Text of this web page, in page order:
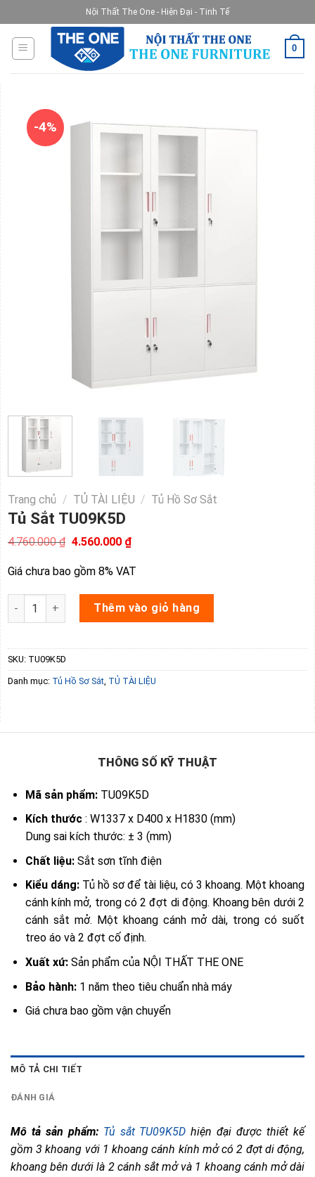
to
content
Nội Thất The One - Hiện Đại - Tinh Tế
0
-4%
Trang chủ / TỦ TÀI LIỆU / Tủ Hồ Sơ Sắt
Tủ Sắt TU09K5D
4.760.000₫ Giá
là:
4.760.000 ₫.
4.560.000 ₫Giá
hiện
tại
là:
Giá chưa bao gồm 8% VAT
Tủ Sắt TU09K5D số lượngThêm vào giỏ hàng
SKU: TU09K5D
Danh mục: Tủ Hồ Sơ Sắt, TỦ TÀI LIỆU
THÔNG SỐ KỸ THUẬT
Mã sản phẩm:TU09K5D
Kích thước: W1337 x D400 x H1830 (mm)
Dung sai kích thước: ± 3 (mm)
Chất liệu:Sắt sơn tĩnh điện
Kiểu dáng:Tủ hồ sơ để tài liệu, có 3 khoang. Một khoang
cánh kính mở, trong có 2 đợt di động. Khoang bên dưới 2
cánh sắt mở. Một khoang cánh mở dài, trong có suốt
treo áo và 2 đợt cố định.
Xuất xứ:Sản phẩm của NỘI THẤT THE ONE
Bảo hành:1 năm theo tiêu chuẩn nhà máy
Giá chưa bao gồm vận chuyển
MÔ TẢ CHI TIẾT
ĐÁNH GIÁ
Mô tả sản phẩm: Tủ sắt TU09K5D